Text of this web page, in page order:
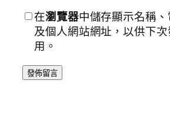
在瀏覽器中儲存顯示名稱
及個人網站網址，以供下
用。